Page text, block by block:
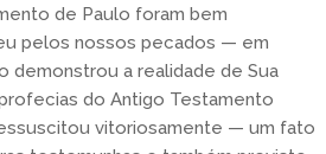
de Paulo foram bem
pelos nossos pecados — em
demonstrou a realidade de Sua
do Antigo Testamento
vitoriosamente — um fato